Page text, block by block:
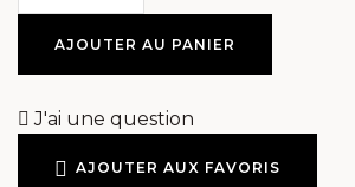
AJOUTER AU PANIER
J'ai une question
AJOUTER AUX FAVORIS